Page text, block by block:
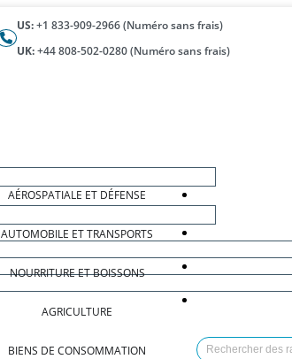
US:+1 833-909-2966 (Numéro sans frais)
UK:+44 808-502-0280 (Numéro sans frais)
AÉROSPATIALE ET DÉFENSE
AUTOMOBILE ET TRANSPORTS
NOURRITURE ET BOISSONS
AGRICULTURE
BIENS DE CONSOMMATION